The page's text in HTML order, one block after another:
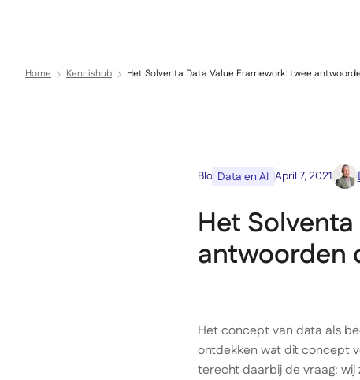
Home Kennishub Het Solventa Data Value Framework: twee
Blog Data en AI April 7, 2021
Het
antwoorden
Het concept van data als
ontdekken wat dit concept
terecht daarbij de vraag: